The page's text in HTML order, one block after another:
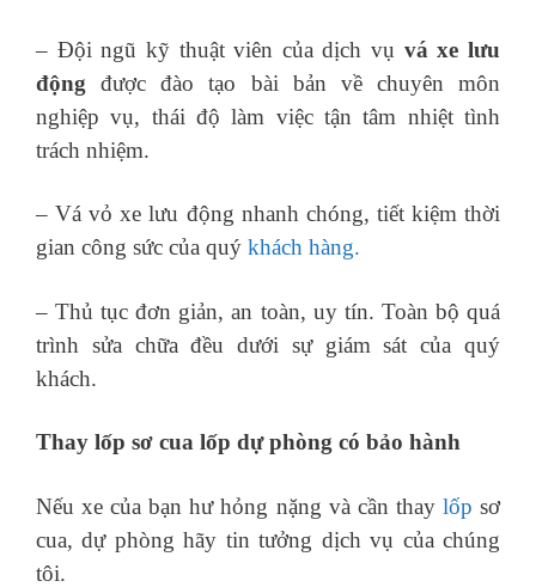
– Đội ngũ kỹ thuật viên của dịch vụ vá xe lưu
động được đào tạo bài bản về chuyên môn
nghiệp vụ, thái độ làm việc tận tâm nhiệt tình
trách nhiệm.
– Vá vỏ xe lưu động nhanh chóng, tiết kiệm thời
gian công sức của quý khách hàng.
– Thủ tục đơn giản, an toàn, uy tín. Toàn bộ quá
trình sửa chữa đều dưới sự giám sát của quý
khách.
Thay lốp sơ cua lốp dự phòng có bảo hành
Nếu xe của bạn hư hỏng nặng và cần thay lốp sơ
cua, dự phòng hãy tin tưởng dịch vụ của chúng
tôi.